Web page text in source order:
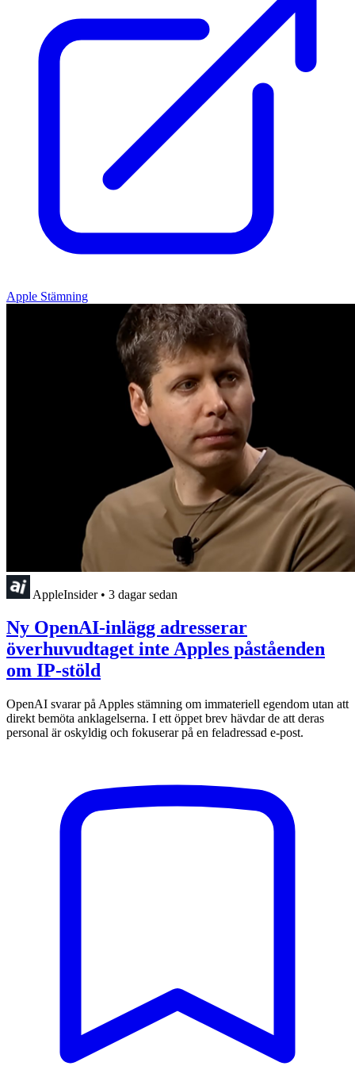
Apple Stämning
AppleInsider • 3 dagar sedan
Ny OpenAI-inlägg adresserar
överhuvudtaget inte Apples påståenden
om IP-stöld
OpenAI svarar på Apples stämning om immateriell egendom utan att
direkt bemöta anklagelserna. I ett öppet brev hävdar de att deras
personal är oskyldig och fokuserar på en feladressad e-post.